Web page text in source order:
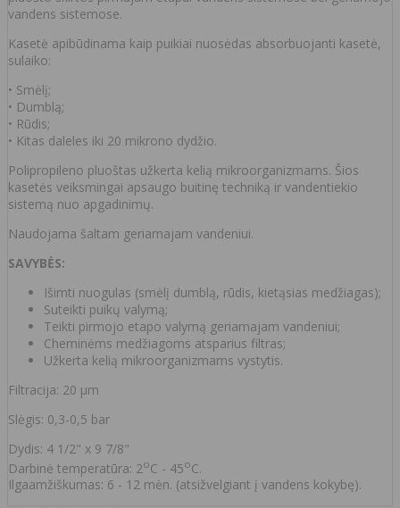
vandens sistemose.
Kasetė apibūdinama kaip puikiai nuosėdas absorbuojanti kasetė,
sulaiko:
• Smėlį;
• Dumblą;
• Rūdis;
• Kitas daleles iki 20 mikrono dydžio.
Polipropileno pluoštas užkerta kelią mikroorganizmams. Šios
kasetės veiksmingai apsaugo buitinę techniką ir vandentiekio
sistemą nuo apgadinimų.
Naudojama šaltam geriamajam vandeniui.
SAVYBĖS:
Išimti nuogulas (smėlį dumblą, rūdis, kietąsias medžiagas);
Suteikti puikų valymą;
Teikti pirmojo etapo valymą geriamajam vandeniui;
Cheminėms medžiagoms atsparius filtras;
Užkerta kelią mikroorganizmams vystytis.
Filtracija: 20 μm
Slėgis: 0,3-0,5 bar
Dydis: 4 1/2" x 9 7/8"
Darbinė temperatūra: 2oC - 45oC.
Ilgaamžiškumas: 6 - 12 mėn. (atsižvelgiant į vandens kokybę).